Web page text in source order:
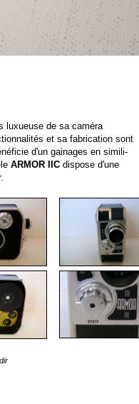
luxueuse de sa caméra
et sa fabrication sont
d'un gainages en simili-
ARMOR IIC dispose d'une